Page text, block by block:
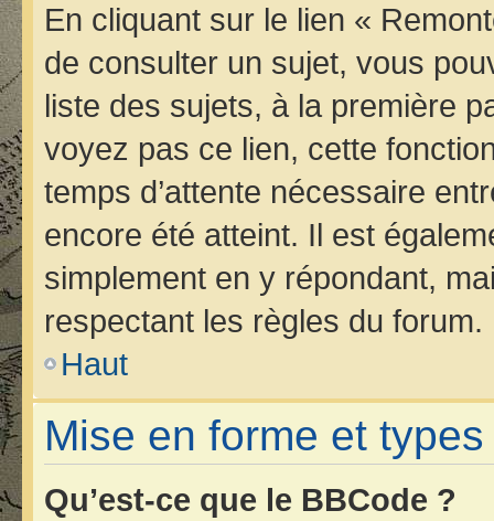
En cliquant sur le lien «
de consulter un sujet, vous
liste des sujets, à la première
voyez pas ce lien, cette
temps d’attente nécessaire
encore été atteint. Il est
simplement en y répondant,
respectant les règles du forum.
Haut
Mise en forme et
Qu’est-ce que le BBCode ?